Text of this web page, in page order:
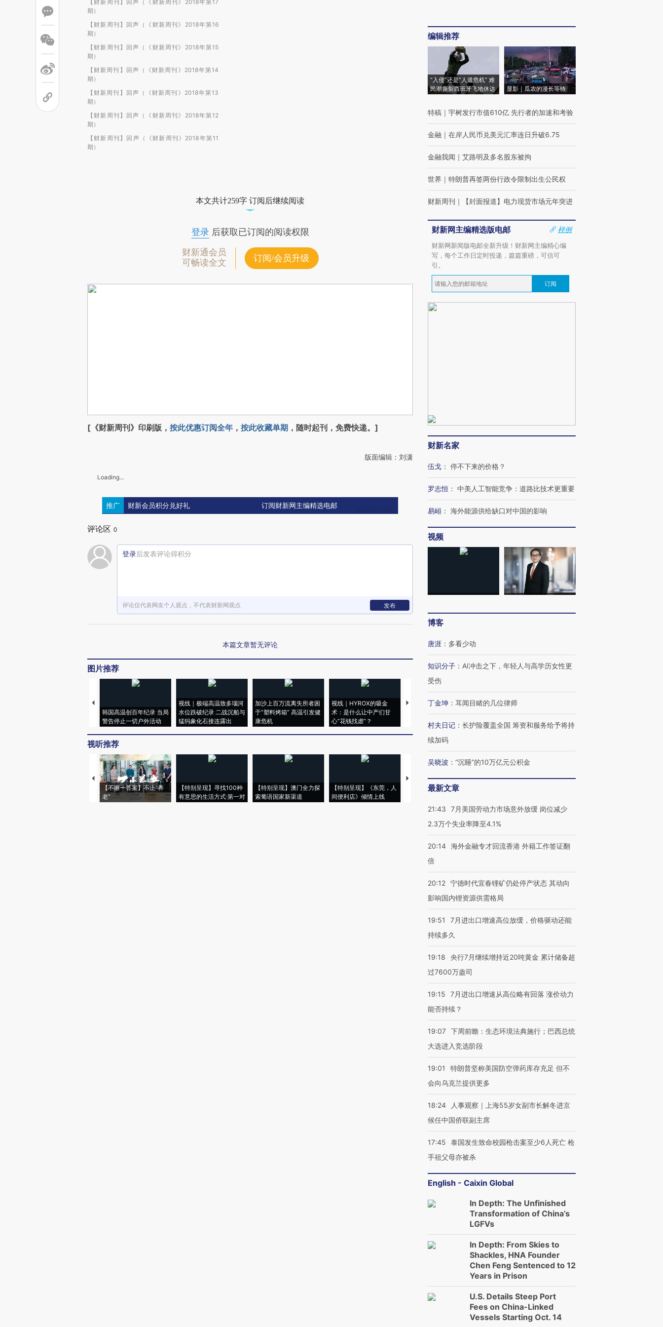
【财新周刊】回声（《财新周刊》2018年第17
期）
【财新周刊】回声（《财新周刊》2018年第16
期）
【财新周刊】回声（《财新周刊》2018年第15
期）
【财新周刊】回声（《财新周刊》2018年第14
期）
【财新周刊】回声（《财新周刊》2018年第13
期）
【财新周刊】回声（《财新周刊》2018年第12
期）
【财新周刊】回声（《财新周刊》2018年第11
期）
本文共计259字 订阅后继续阅读
登录后获取已订阅的阅读权限
财新通会员
可畅读全文
订阅/会员升级
[《财新周刊》印刷版， 按此优惠订阅全年 ， 按此收藏单期 ，随时起刊，免费快递。]
版面编辑：刘潇
Loading...
推广 财新会员积分兑好礼 订阅财新网主编精选电邮
评论区 0
登录后发表评论得积分
评论仅代表网友个人观点，不代表财新网观点 发布
本篇文章暂无评论
图片推荐
韩国高温创百年纪录 当局
警告停止一切户外活动
视线｜极端高温致多瑙河
水位跌破纪录 二战沉船与
猛犸象化石接连露出
加沙上百万流离失所者困
于“塑料烤箱” 高温引发健
康危机
视线｜HYROX的吸金
术：是什么让中产们甘
心“花钱找虐”？
马航飞行员跨国走私7万
粒摇头丸 尿检体内含3种
视线｜被称为“蟑螂”的印
度Z世代 用街头抗争将教
育部长拱下台
机”？难民潮撕裂西班牙
飞地休达
视听推荐
【不唯一答案】不止“养
老”
【特别呈现】寻找100种
有意思的生活方式·第一对
【特别呈现】澳门全力探
索葡语国家新渠道
【特别呈现】《东莞，人
间便利店》倾情上线
【推广】走进第四届链博
会，让数智科技“链”接产
【商旅对话】华住集团
编辑推荐
“入侵”还是“人道危机” 难
民潮撕裂西班牙飞地休达
显影｜瓜农的漫长等待
特稿 ｜ 宇树发行市值610亿 先行者的加速和考验
金融 ｜ 在岸人民币兑美元汇率连日升破6.75
金融我闻 ｜ 艾路明及多名股东被拘
世界 ｜ 特朗普再签两份行政令限制出生公民权
财新周刊 ｜ 【封面报道】电力现货市场元年突进
财新网主编精选版电邮
样例
财新网新闻版电邮全新升级！财新网主编精心编
写，每个工作日定时投递，篇篇重磅，可信可
引。
订阅
财新名家
伍戈 ： 停不下来的价格？
罗志恒 ： 中美人工智能竞争：道路比技术更重要
易峘 ： 海外能源供给缺口对中国的影响
视频
博客
唐涯 ： 多看少动
知识分子 ： AI冲击之下，年轻人与高学历女性更
受伤
丁金坤 ： 耳闻目睹的几位律师
村夫日记 ： 长护险覆盖全国 筹资和服务给予将持
续加码
吴晓波 ： “沉睡”的10万亿元公积金
最新文章
21:43
7月美国劳动力市场意外放缓 岗位减少
2.3万个失业率降至4.1%
20:14 海外金融专才回流香港 外籍工作签证翻
倍
20:12 宁德时代宜春锂矿仍处停产状态 其动向
影响国内锂资源供需格局
19:51
7月进出口增速高位放缓，价格驱动还能
持续多久
19:18
央行7月继续增持近20吨黄金 累计储备超
过7600万盎司
19:15
7月进出口增速从高位略有回落 涨价动力
能否持续？
19:07 下周前瞻：生态环境法典施行；巴西总统
大选进入竞选阶段
19:01
特朗普坚称美国防空弹药库存充足 但不
会向乌克兰提供更多
18:24
人事观察｜上海55岁女副市长解冬进京
候任中国侨联副主席
17:45
泰国发生致命校园枪击案至少6人死亡 枪
手祖父母亦被杀
English - Caixin Global
In Depth: The Unfinished
Transformation of China’s
LGFVs
In Depth: From Skies to
Shackles, HNA Founder
Chen Feng Sentenced to 12
Years in Prison
U.S. Details Steep Port
Fees on China-Linked
Vessels Starting Oct. 14